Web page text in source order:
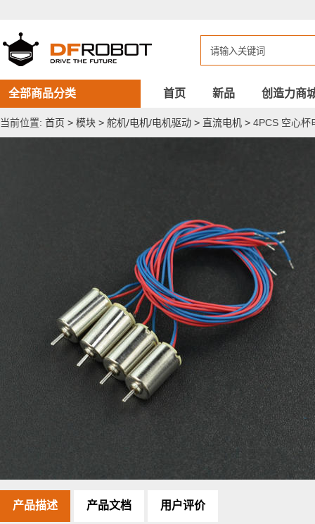
杯
电
机
（6*10mm）
全部商品分类 首页 新品 创造力商
当前位置: 首页 > 模块 > 舵机/电机/电机驱动 > 直流电机 > 4PCS 空心杯
产品描述 产品文档 用户评价